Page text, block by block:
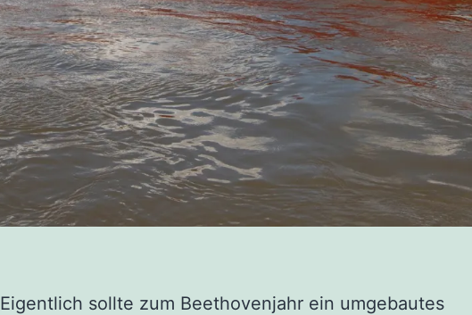
Eigentlich sollte zum Beethovenjahr ein umgebautes